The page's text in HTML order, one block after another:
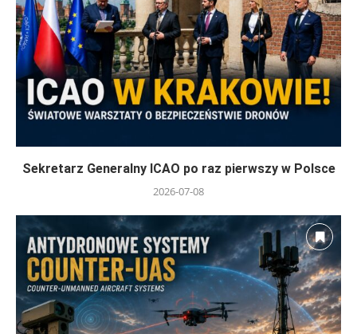
Sekretarz Generalny ICAO po raz pierwszy w Polsce
2026-07-08